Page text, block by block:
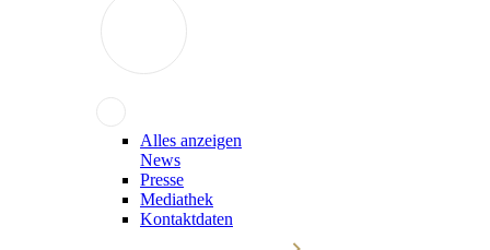
Alles anzeigen
News
Presse
Mediathek
Kontaktdaten